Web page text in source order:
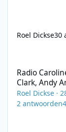
Roel Dickse30
Radio
Clark, Andy
Roel Dickse ·
2 antwoorden